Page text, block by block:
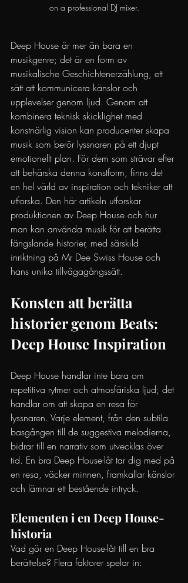
on a professional DJ mixer.
Deep House är mer än bara en
musikgenre; det är en form av
musikalische Geschichtenerzählung, ett
sätt att kommunicera känslor och
upplevelser genom ljud. Genom att
kombinera teknisk skicklighet med
konstnärlig vision kan producenter skapa
musik som berör lyssnaren på ett djupt
emotionellt plan. För dem som strävar efter
att behärska denna konstform, finns det
en hel värld av inspiration och tekniker att
utforska. Den här artikeln utforskar
produktionen av Deep House och hur
man kan använda musik för att berätta
fängslande historier, med särskild
inriktning på Mr Dee Swiss House och
hans unika tillvägagångssätt.
Konsten att berätta
historier genom Beats:
Deep House Inspiration
Deep House handlar inte bara om
repetitiva rytmer och atmosfäriska ljud; det
handlar om att skapa en resa för
lyssnaren. Varje element, från den subtila
basgången till de suggestiva melodierna,
bidrar till en narrativ som utvecklas över
tid. En bra Deep House-låt tar dig med på
en resa, väcker minnen, framkallar känslor
och lämnar ett bestående intryck.
Elementen i en Deep House-
historia
Vad gör en Deep House-låt till en bra
berättelse? Flera faktorer spelar in: